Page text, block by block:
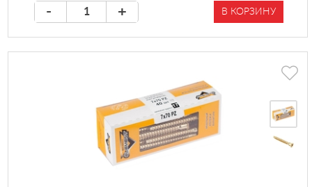
- + В КОРЗИНУ